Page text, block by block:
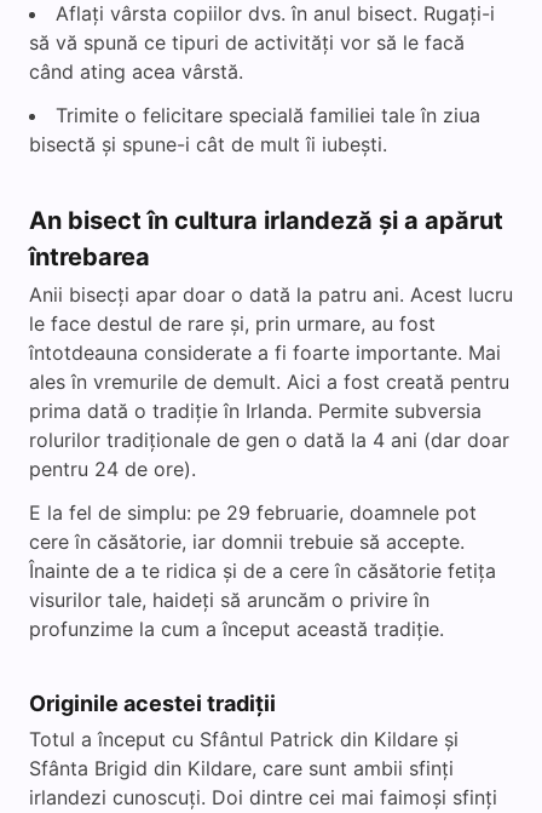
Aflați vârsta copiilor dvs. în anul bisect. Rugați-i
să vă spună ce tipuri de activități vor să le facă
când ating acea vârstă.
Trimite o felicitare specială familiei tale în ziua
bisectă și spune-i cât de mult îi iubești.
An bisect în cultura irlandeză și a apărut
întrebarea
Anii bisecți apar doar o dată la patru ani. Acest lucru
le face destul de rare și, prin urmare, au fost
întotdeauna considerate a fi foarte importante. Mai
ales în vremurile de demult. Aici a fost creată pentru
prima dată o tradiție în Irlanda. Permite subversia
rolurilor tradiționale de gen o dată la 4 ani (dar doar
pentru 24 de ore).
E la fel de simplu: pe 29 februarie, doamnele pot
cere în căsătorie, iar domnii trebuie să accepte.
Înainte de a te ridica și de a cere în căsătorie fetița
visurilor tale, haideți să aruncăm o privire în
profunzime la cum a început această tradiție.
Originile acestei tradiții
Totul a început cu Sfântul Patrick din Kildare și
Sfânta Brigid din Kildare, care sunt ambii sfinți
irlandezi cunoscuți. Doi dintre cei mai faimoși sfinți